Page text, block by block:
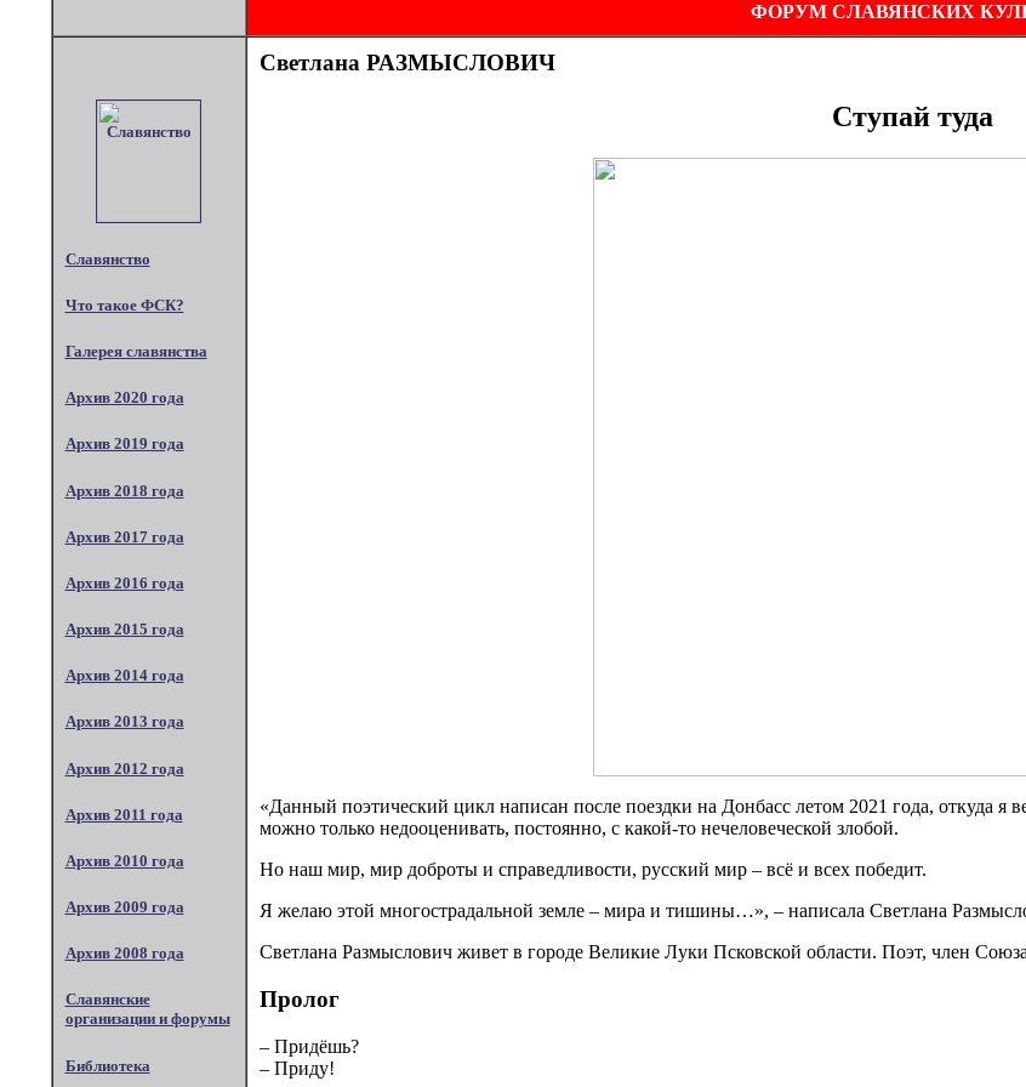
ФОРУМ СЛАВЯНСКИХ
Славянство
Что такое ФСК?
Галерея славянства
Архив 2020 года
Архив 2019 года
Архив 2018 года
Архив 2017 года
Архив 2016 года
Архив 2015 года
Архив 2014 года
Архив 2013 года
Архив 2012 года
Архив 2011 года
Архив 2010 года
Архив 2009 года
Архив 2008 года
Славянские
организации и форумы
Библиотека
Светлана РАЗМЫСЛОВИЧ
Ступай туда
«Данный поэтический цикл написан после поездки на Донбасс летом 2021 года, откуда я
можно только недооценивать, постоянно, с какой-то нечеловеческой злобой.
Но наш мир, мир доброты и справедливости, русский мир – всё и всех победит.
Я желаю этой многострадальной земле – мира и тишины…», – написала Светлана
Светлана Размыслович живет в городе Великие Луки Псковской области. Поэт, член
Пролог
– Придёшь?
– Приду!